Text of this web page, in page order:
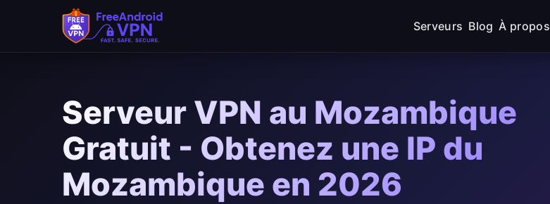
Passer au contenu principal
Serveurs Blog À propos
Serveur VPN au Mozambique
Gratuit - Obtenez une IP du
Mozambique en 2026